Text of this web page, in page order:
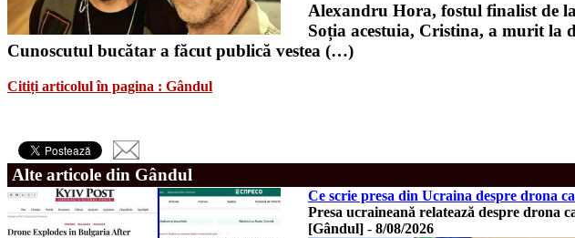
Alexandru Hora, fostul finalist de
Soția acestuia, Cristina, a murit la
Cunoscutul bucătar a făcut publică vestea (…)
Citiți articolul în pagina : Gândul
Alte articole din Gândul
Ce scrie presa din Ucraina despre drona
Presa ucraineană relatează despre
[Gândul] - 8/08/2026